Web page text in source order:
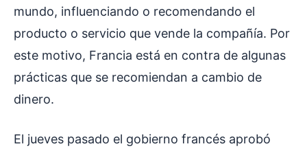
mundo, influenciando o recomendando el
producto o servicio que vende la compañía. Por
este motivo, Francia está en contra de algunas
prácticas que se recomiendan a cambio de
dinero.
El jueves pasado el gobierno francés aprobó